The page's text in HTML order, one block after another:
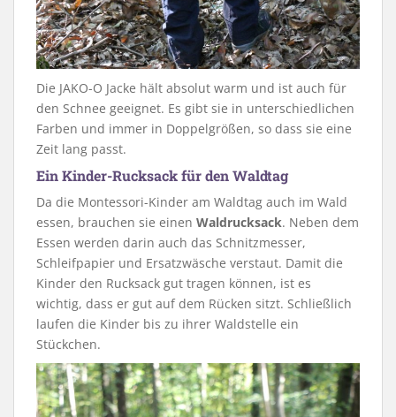
Die JAKO-O Jacke hält absolut warm und ist auch für
den Schnee geeignet. Es gibt sie in unterschiedlichen
Farben und immer in Doppelgrößen, so dass sie eine
Zeit lang passt.
Ein Kinder-Rucksack für den Waldtag
Da die Montessori-Kinder am Waldtag auch im Wald
essen, brauchen sie einen Waldrucksack. Neben dem
Essen werden darin auch das Schnitzmesser,
Schleifpapier und Ersatzwäsche verstaut. Damit die
Kinder den Rucksack gut tragen können, ist es
wichtig, dass er gut auf dem Rücken sitzt. Schließlich
laufen die Kinder bis zu ihrer Waldstelle ein
Stückchen.